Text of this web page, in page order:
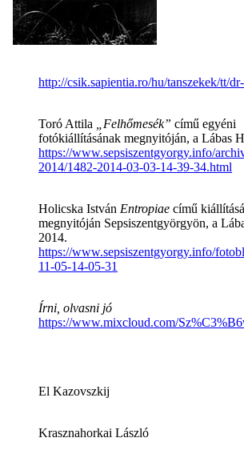
http://csik.sapientia.ro/hu/tanszekek/tt/
Toró Attila „Felhőmesék” című egyéni
fotókiállításának megnyitóján, a Lábas
https://www.sepsiszentgyorgy.info/
2014/1482-2014-03-03-14-39-34.html
Holicska István Entropiae című
megnyitóján Sepsiszentgyörgyön, a
2014.
https://www.sepsiszentgyorgy.info/
11-05-14-05-31
Írni, olvasni jó
https://www.mixcloud.com/
El Kazovszkij
Krasznahorkai László